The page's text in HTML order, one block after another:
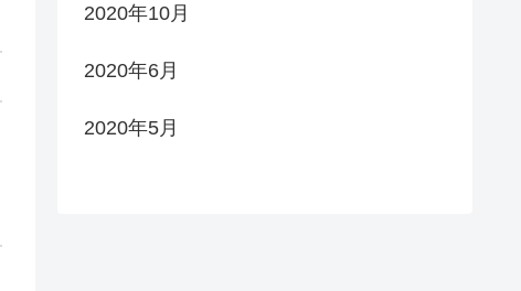
2020年10月
2020年6月
2020年5月